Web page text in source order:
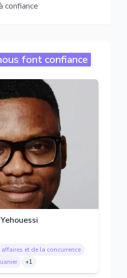
confiance
font confiance
et de la concurrence
+1